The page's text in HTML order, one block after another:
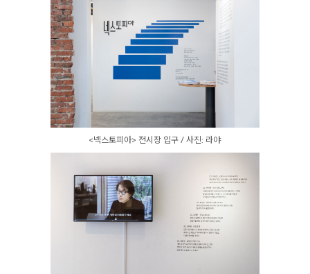
<넥스토피아> 전시장 입구 / 사진: 라야